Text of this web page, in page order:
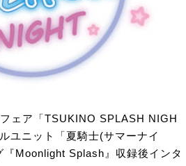
フェア「TSUKINO SPLASH NIGH
ユニット「夏騎士(サマーナイ
『Moonlight Splash』収録後インタ